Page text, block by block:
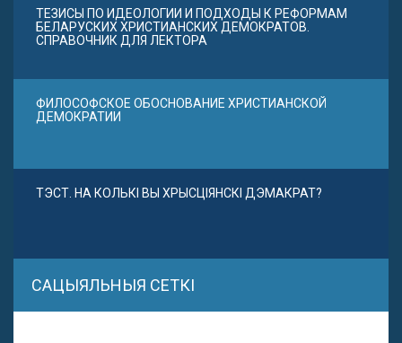
ТЕЗИСЫ ПО ИДЕОЛОГИИ И ПОДХОДЫ К РЕФОРМАМ
БЕЛАРУСКИХ ХРИСТИАНСКИХ ДЕМОКРАТОВ.
СПРАВОЧНИК ДЛЯ ЛЕКТОРА
ФИЛОСОФСКОЕ ОБОСНОВАНИЕ ХРИСТИАНСКОЙ
ДЕМОКРАТИИ
ТЭСТ. НА КОЛЬКІ ВЫ ХРЫСЦІЯНСКІ ДЭМАКРАТ?
САЦЫЯЛЬНЫЯ СЕТКІ